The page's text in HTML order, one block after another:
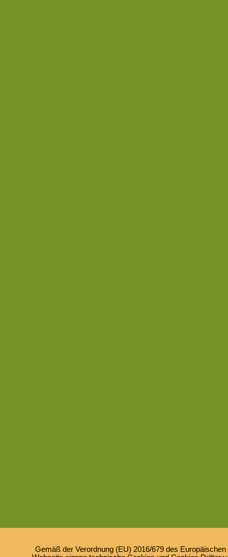
Gemäß der Verordnung (EU) 2016/679 des